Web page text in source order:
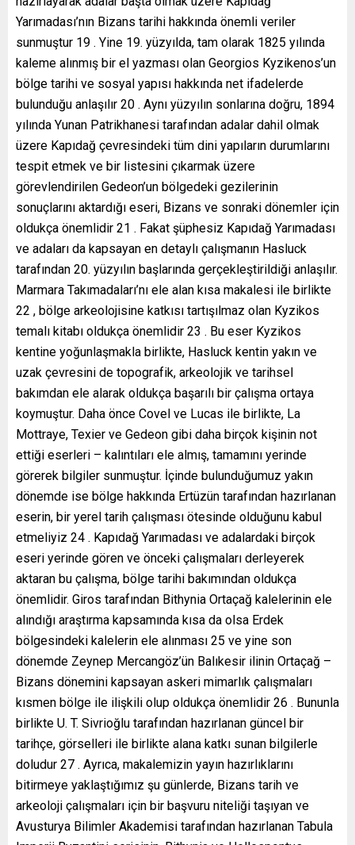
Yarımadası’nın Bizans tarihi hakkında önemli veriler
sunmuştur 19 . Yine 19. yüzyılda, tam olarak 1825 yılında
kaleme alınmış bir el yazması olan Georgios Kyzikenos’un
bölge tarihi ve sosyal yapısı hakkında net ifadelerde
bulunduğu anlaşılır 20 . Aynı yüzyılın sonlarına doğru, 1894
yılında Yunan Patrikhanesi tarafından adalar dahil olmak
üzere Kapıdağ çevresindeki tüm dini yapıların durumlarını
tespit etmek ve bir listesini çıkarmak üzere
görevlendirilen Gedeon’un bölgedeki gezilerinin
sonuçlarını aktardığı eseri, Bizans ve sonraki dönemler için
oldukça önemlidir 21 . Fakat şüphesiz Kapıdağ Yarımadası
ve adaları da kapsayan en detaylı çalışmanın Hasluck
tarafından 20. yüzyılın başlarında gerçekleştirildiği anlaşılır.
Marmara Takımadaları’nı ele alan kısa makalesi ile birlikte
22 , bölge arkeolojisine katkısı tartışılmaz olan Kyzikos
temalı kitabı oldukça önemlidir 23 . Bu eser Kyzikos
kentine yoğunlaşmakla birlikte, Hasluck kentin yakın ve
uzak çevresini de topografik, arkeolojik ve tarihsel
bakımdan ele alarak oldukça başarılı bir çalışma ortaya
koymuştur. Daha önce Covel ve Lucas ile birlikte, La
Mottraye, Texier ve Gedeon gibi daha birçok kişinin not
ettiği eserleri – kalıntıları ele almış, tamamını yerinde
görerek bilgiler sunmuştur. İçinde bulunduğumuz yakın
dönemde ise bölge hakkında Ertüzün tarafından hazırlanan
eserin, bir yerel tarih çalışması ötesinde olduğunu kabul
etmeliyiz 24 . Kapıdağ Yarımadası ve adalardaki birçok
eseri yerinde gören ve önceki çalışmaları derleyerek
aktaran bu çalışma, bölge tarihi bakımından oldukça
önemlidir. Giros tarafından Bithynia Ortaçağ kalelerinin ele
alındığı araştırma kapsamında kısa da olsa Erdek
bölgesindeki kalelerin ele alınması 25 ve yine son
dönemde Zeynep Mercangöz’ün Balıkesir ilinin Ortaçağ –
Bizans dönemini kapsayan askeri mimarlık çalışmaları
kısmen bölge ile ilişkili olup oldukça önemlidir 26 . Bununla
birlikte U. T. Sivrioğlu tarafından hazırlanan güncel bir
tarihçe, görselleri ile birlikte alana katkı sunan bilgilerle
doludur 27 . Ayrıca, makalemizin yayın hazırlıklarını
bitirmeye yaklaştığımız şu günlerde, Bizans tarih ve
arkeoloji çalışmaları için bir başvuru niteliği taşıyan ve
Avusturya Bilimler Akademisi tarafından hazırlanan Tabula